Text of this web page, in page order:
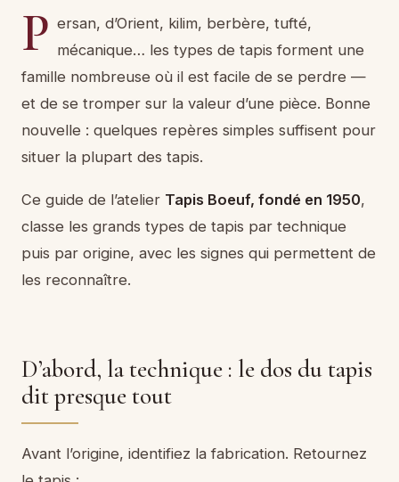
P ersan, d’Orient, kilim, berbère, tufté,
mécanique… les types de tapis forment une
famille nombreuse où il est facile de se perdre —
et de se tromper sur la valeur d’une pièce. Bonne
nouvelle : quelques repères simples suffisent pour
situer la plupart des tapis.
Ce guide de l’atelier Tapis Boeuf, fondé en 1950,
classe les grands types de tapis par technique
puis par origine, avec les signes qui permettent de
les reconnaître.
D’abord, la technique : le dos du tapis
dit presque tout
Avant l’origine, identifiez la fabrication. Retournez